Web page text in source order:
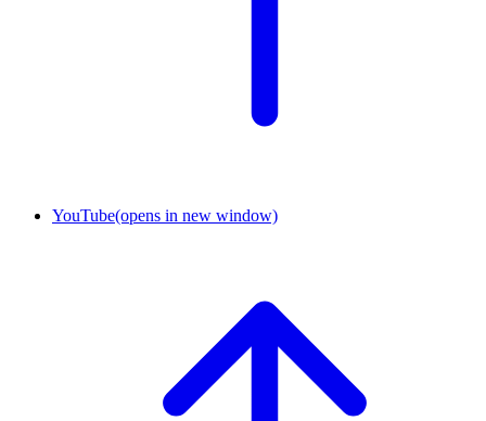
YouTube(opens in new window)